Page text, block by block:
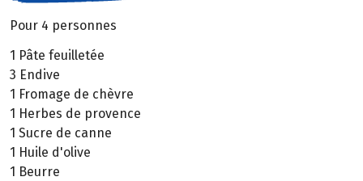
Pour 4 personnes
1 Pâte feuilletée
3 Endive
1 Fromage de chèvre
1 Herbes de provence
1 Sucre de canne
1 Huile d'olive
1 Beurre